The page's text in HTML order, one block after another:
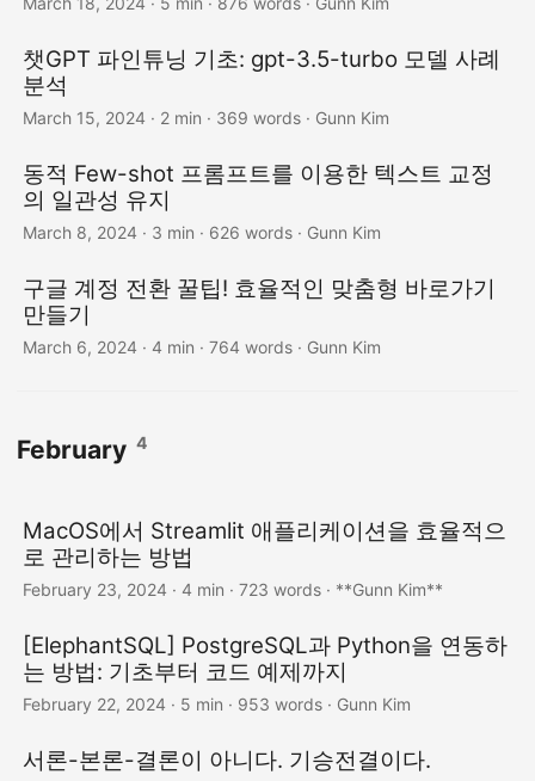
챗GPT 파인튜닝 기초: gpt-3.5-turbo 모델 사례
분석
March 15, 2024 · 2 min · 369 words · Gunn Kim
동적 Few-shot 프롬프트를 이용한 텍스트 교정
의 일관성 유지
March 8, 2024 · 3 min · 626 words · Gunn Kim
구글 계정 전환 꿀팁! 효율적인 맞춤형 바로가기
만들기
March 6, 2024 · 4 min · 764 words · Gunn Kim
February 4
MacOS에서 Streamlit 애플리케이션을 효율적으
로 관리하는 방법
February 23, 2024 · 4 min · 723 words · **Gunn Kim**
[ElephantSQL] PostgreSQL과 Python을 연동하
는 방법: 기초부터 코드 예제까지
February 22, 2024 · 5 min · 953 words · Gunn Kim
서론-본론-결론이 아니다. 기승전결이다.